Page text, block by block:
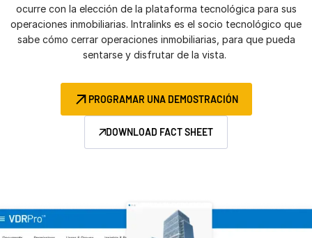
Productos
DealCentre AI
Marketing
Due diligence
FundCentre
Recaudación de Fondos
ocurre con la elección de la plataforma tecnológica para sus
operaciones inmobiliarias. Intralinks es el socio tecnológico que
sabe cómo cerrar operaciones inmobiliarias, para que pueda
sentarse y disfrutar de la vista.
PROGRAMAR UNA DEMOSTRACIÓN
DOWNLOAD FACT SHEET